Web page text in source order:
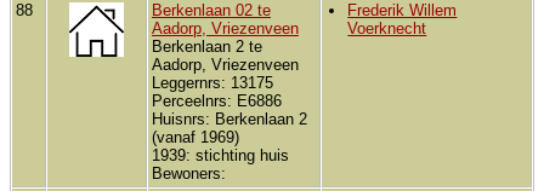
88
Berkenlaan 02 te
Aadorp, Vriezenveen
Berkenlaan 2 te
Aadorp, Vriezenveen
Leggernrs: 13175
Perceelnrs: E6886
Huisnrs: Berkenlaan 2
(vanaf 1969)
1939: stichting huis
Bewoners:
Frederik Willem
Voerknecht